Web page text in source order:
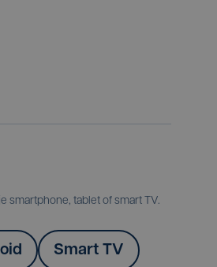
smartphone, tablet of smart TV.
Smart TV